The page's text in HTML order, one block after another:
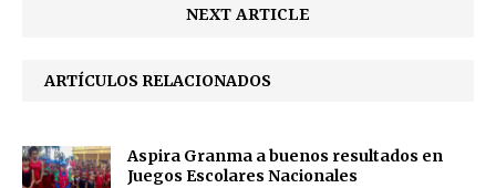
NEXT ARTICLE
ARTÍCULOS RELACIONADOS
Aspira Granma a buenos resultados en
Juegos Escolares Nacionales